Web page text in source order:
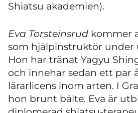
Shiatsu akademien).
Eva Torsteinsrud kommer
som hjälpinstruktör under
Hon har tränat Yagyu
och innehar sedan ett par
lärarlicens inom arten. I
hon brunt bälte. Eva är